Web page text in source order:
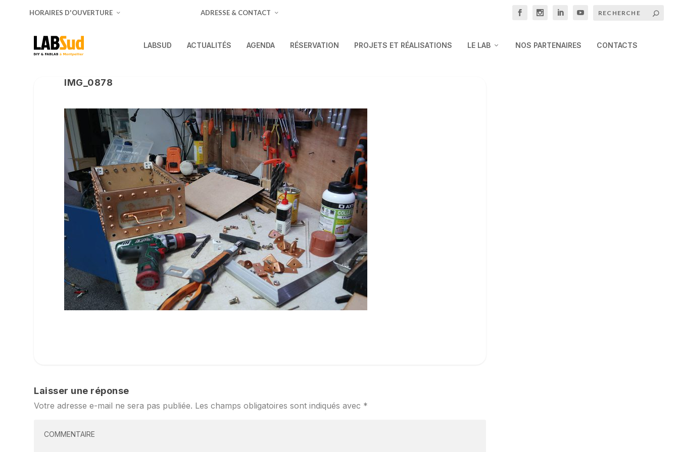
HORAIRES D'OUVERTURE ADRESSE & CONTACT
LABSUD ACTUALITÉS AGENDA RÉSERVATION PROJETS ET RÉALISATIONS LE LAB NOS PARTENAIRES CONTACTS
IMG_0878
Laisser une réponse
Votre adresse e-mail ne sera pas publiée. Les champs obligatoires sont indiqués avec *